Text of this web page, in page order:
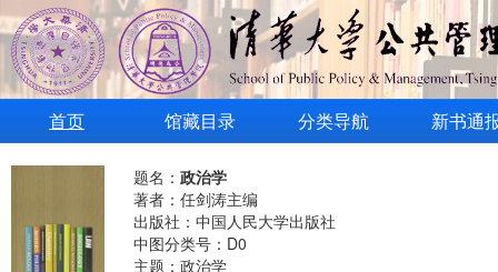
首页 馆藏目录 分类导航 新书通
题名：政治学
著者：任剑涛主编
出版社：中国人民大学出版社
中图分类号：D0
主题：政治学